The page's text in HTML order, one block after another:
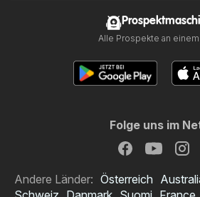
Alle Prospekte an einem
Folge uns im
Andere Länder: Österreich